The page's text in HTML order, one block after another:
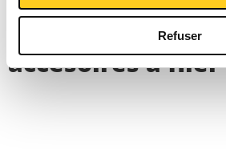
Refuser
inox 1.4307
accesoires à